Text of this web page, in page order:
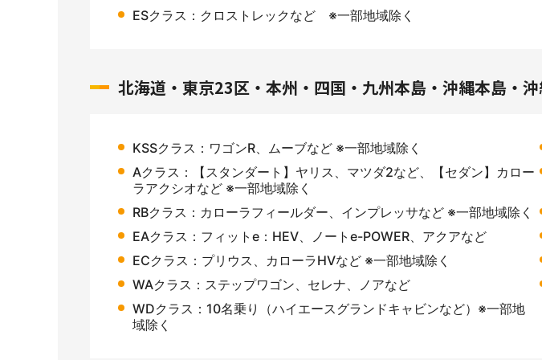
ESクラス：クロストレックなど ※一部地域除く
北海道・東京23区・本州・四国・九州本島・沖縄本島・
KSSクラス：ワゴンR、ムーブなど ※一部地域除く
Aクラス：【スタンダート】ヤリス、マツダ2など、【セダン】カロー
ラアクシオなど ※一部地域除く
RBクラス：カローラフィールダー、インプレッサなど ※一部地域除く
EAクラス：フィットe：HEV、ノートe-POWER、アクアなど
ECクラス：プリウス、カローラHVなど ※一部地域除く
WAクラス：ステップワゴン、セレナ、ノアなど
WDクラス：10名乗り（ハイエースグランドキャビンなど）※一部地
域除く